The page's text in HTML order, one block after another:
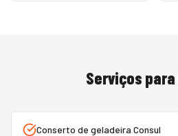
Serviços para
Conserto de geladeira Consul